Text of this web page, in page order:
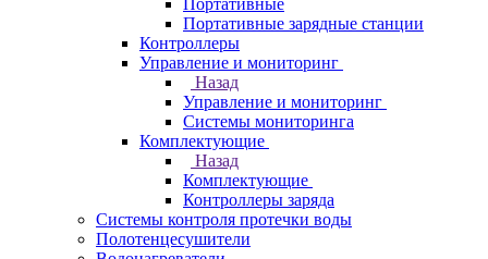
Портативные
Портативные зарядные станции
Контроллеры
Управление и мониторинг
Назад
Управление и мониторинг
Системы мониторинга
Комплектующие
Назад
Комплектующие
Контроллеры заряда
Системы контроля протечки воды
Полотенцесушители